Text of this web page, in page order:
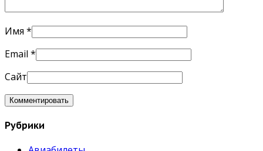
Имя *
Email *
Сайт
Рубрики